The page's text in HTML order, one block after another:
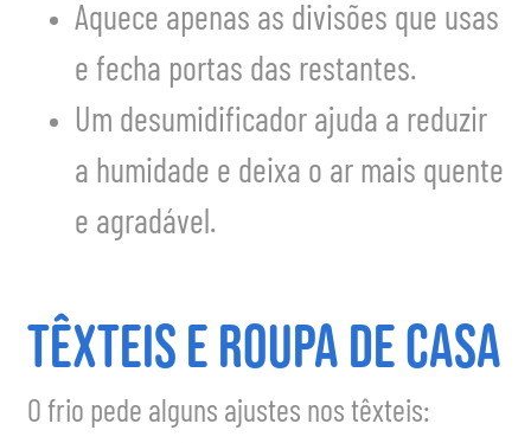
Aquece apenas as divisões que usas
e fecha portas das restantes.
Um desumidificador ajuda a reduzir
a humidade e deixa o ar mais quente
e agradável.
Têxteis e roupa de casa
O frio pede alguns ajustes nos têxteis: